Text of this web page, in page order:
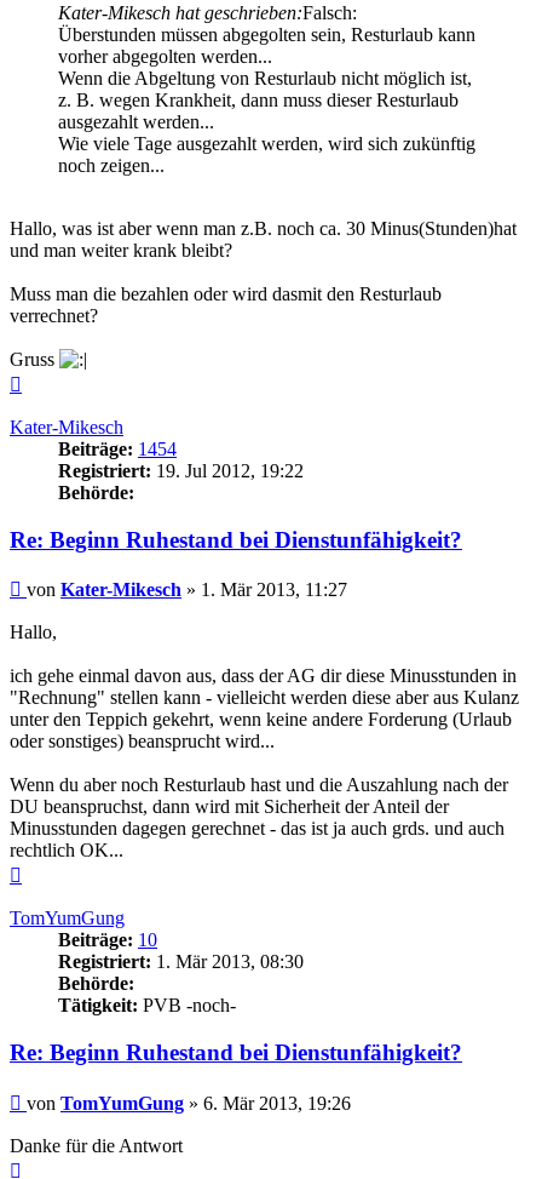
Kater-Mikesch hat geschrieben:Falsch:
Überstunden müssen abgegolten sein, Resturlaub kann
vorher abgegolten werden...
Wenn die Abgeltung von Resturlaub nicht möglich ist,
z. B. wegen Krankheit, dann muss dieser Resturlaub
ausgezahlt werden...
Wie viele Tage ausgezahlt werden, wird sich zukünftig
noch zeigen...
Hallo, was ist aber wenn man z.B. noch ca. 30 Minus(Stunden)hat
und man weiter krank bleibt?
Muss man die bezahlen oder wird dasmit den Resturlaub
verrechnet?
Gruss
Kater-Mikesch
Beiträge: 1454
Registriert: 19. Jul 2012, 19:22
Behörde:
Re: Beginn Ruhestand bei Dienstunfähigkeit?
Beitrag
von Kater-Mikesch » 1. Mär 2013, 11:27
Hallo,
ich gehe einmal davon aus, dass der AG dir diese Minusstunden in
"Rechnung" stellen kann - vielleicht werden diese aber aus Kulanz
unter den Teppich gekehrt, wenn keine andere Forderung (Urlaub
oder sonstiges) beansprucht wird...
Wenn du aber noch Resturlaub hast und die Auszahlung nach der
DU beanspruchst, dann wird mit Sicherheit der Anteil der
Minusstunden dagegen gerechnet - das ist ja auch grds. und auch
rechtlich OK...
TomYumGung
Beiträge: 10
Registriert: 1. Mär 2013, 08:30
Behörde:
Tätigkeit: PVB -noch-
Re: Beginn Ruhestand bei Dienstunfähigkeit?
Beitrag
von TomYumGung » 6. Mär 2013, 19:26
Danke für die Antwort